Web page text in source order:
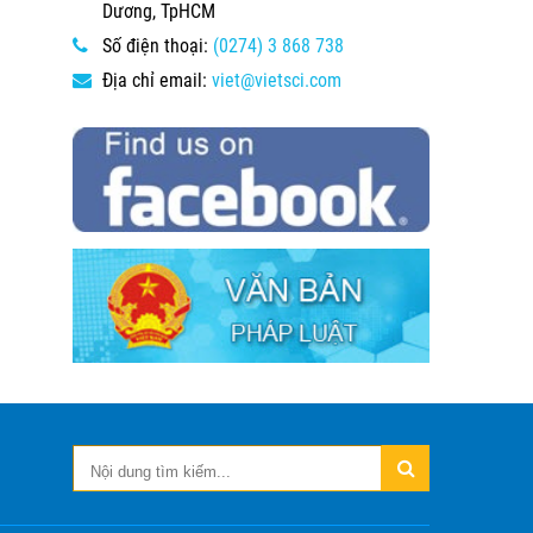
Dương, TpHCM
Số điện thoại: (0274) 3 868 738
Địa chỉ email: viet@vietsci.com